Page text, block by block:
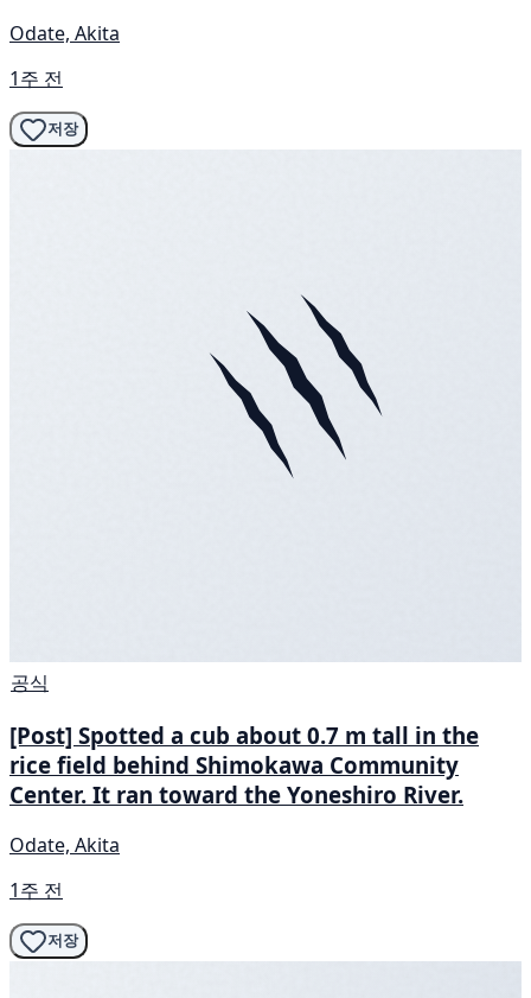
Odate, Akita
1주 전
저장
공식
[Post] Spotted a cub about 0.7 m tall in the
rice field behind Shimokawa Community
Center. It ran toward the Yoneshiro River.
Odate, Akita
1주 전
저장